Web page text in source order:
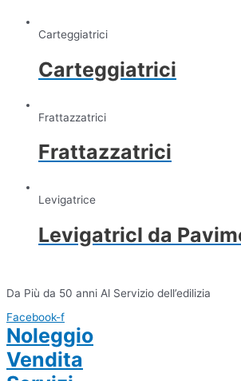
Carteggiatrici
Carteggiatrici
Frattazzatrici
Frattazzatrici
Levigatrice
LevigatricI da
Da Più da 50 anni Al Servizio dell’edilizia
Facebook-f
Noleggio
Vendita